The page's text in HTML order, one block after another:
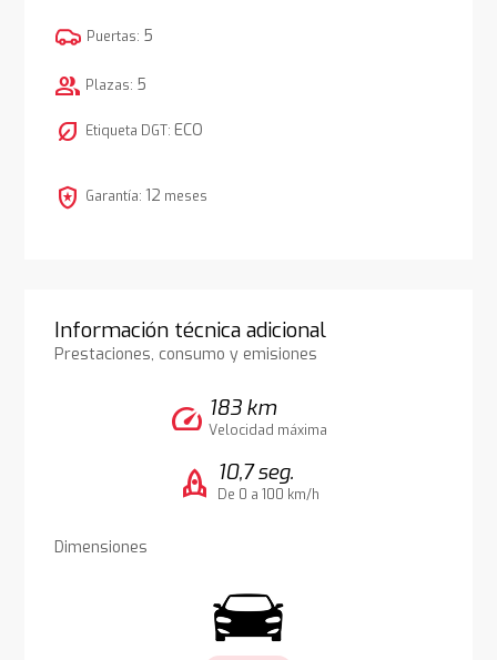
Puertas: 5
group Plazas: 5
nest_eco_leaf Etiqueta DGT: ECO
local_police Garantía: 12 meses
Información técnica adicional
Prestaciones, consumo y emisiones
speed 183 km
Velocidad máxima
rocket 10,7 seg.
De 0 a 100 km/h
Dimensiones